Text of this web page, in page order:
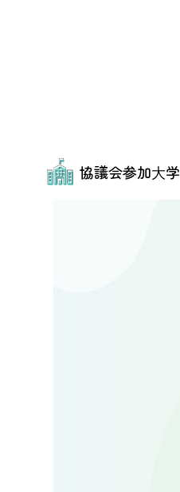
協議会参加⼤学